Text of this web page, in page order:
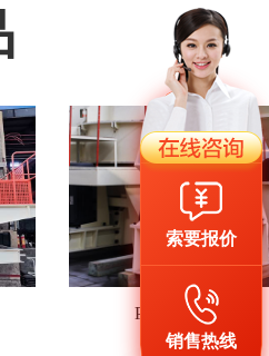
PC锤式破碎机
索要报价
销售热线